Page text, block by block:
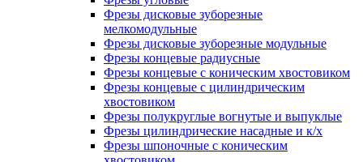
Фрезы дисковые зуборезные
мелкомодульные
Фрезы дисковые зуборезные модульные
Фрезы концевые радиусные
Фрезы концевые с коническим хвостовиком
Фрезы концевые с цилиндрическим
хвостовиком
Фрезы полукруглые вогнутые и выпуклые
Фрезы цилиндрические насадные и к/х
Фрезы шпоночные с коническим